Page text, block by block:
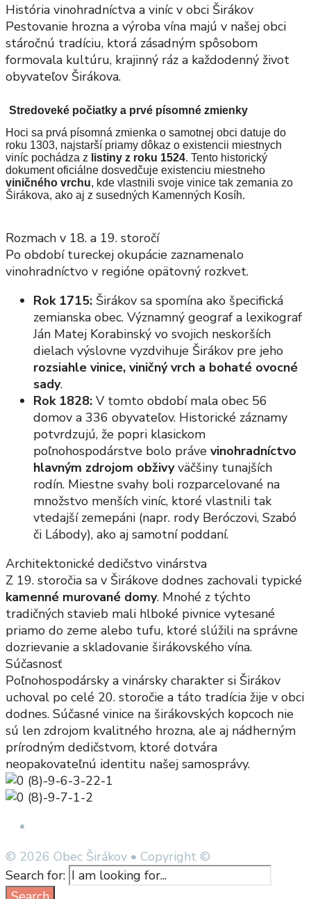
História vinohradníctva a viníc v obci Širákov
Pestovanie hrozna a výroba vína majú v našej obci
stáročnú tradíciu, ktorá zásadným spôsobom
formovala kultúru, krajinný ráz a každodenný život
obyvateľov Širákova.
Stredoveké počiatky a prvé písomné zmienky
Hoci sa prvá písomná zmienka o samotnej obci datuje do
roku 1303, najstarší priamy dôkaz o existencii miestnych
viníc pochádza z listiny z roku 1524. Tento historický
dokument oficiálne dosvedčuje existenciu miestneho
viničného vrchu, kde vlastnili svoje vinice tak zemania zo
Širákova, ako aj z susedných Kamenných Kosíh.
Rozmach v 18. a 19. storočí
Po období tureckej okupácie zaznamenalo
vinohradníctvo v regióne opätovný rozkvet.
Rok 1715: Širákov sa spomína ako špecifická
zemianska obec. Významný geograf a lexikograf
Ján Matej Korabinský vo svojich neskorších
dielach výslovne vyzdvihuje Širákov pre jeho
rozsiahle vinice, viničný vrch a bohaté ovocné
sady.
Rok 1828: V tomto období mala obec 56
domov a 336 obyvateľov. Historické záznamy
potvrdzujú, že popri klasickom
poľnohospodárstve bolo práve vinohradníctvo
hlavným zdrojom obživyväčšiny tunajších
rodín. Miestne svahy boli rozparcelované na
množstvo menších viníc, ktoré vlastnili tak
vtedajší zemepáni (napr. rody Beróczovi, Szabó
či Lábody), ako aj samotní poddaní.
Architektonické dedičstvo vinárstva
Z 19. storočia sa v Širákove dodnes zachovali typické
kamenné murované domy. Mnohé z týchto
tradičných stavieb mali hlboké pivnice vytesané
priamo do zeme alebo tufu, ktoré slúžili na správne
dozrievanie a skladovanie širákovského vína.
Súčasnosť
Poľnohospodársky a vinársky charakter si Širákov
uchoval po celé 20. storočie a táto tradícia žije v obci
dodnes. Súčasné vinice na širákovských kopcoch nie
sú len zdrojom kvalitného hrozna, ale aj nádherným
prírodným dedičstvom, ktoré dotvára
neopakovateľnú identitu našej samosprávy.
© 2026 Obec Širákov • Copyright ©
Search for: